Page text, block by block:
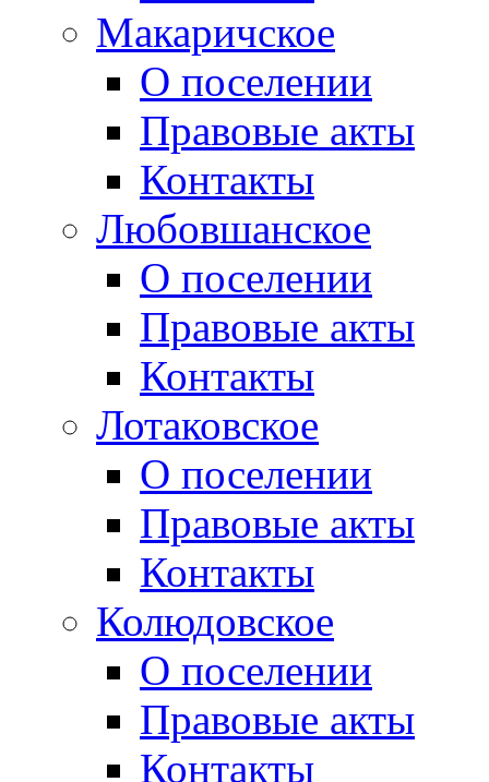
Макаричское
О поселении
Правовые акты
Контакты
Любовшанское
О поселении
Правовые акты
Контакты
Лотаковское
О поселении
Правовые акты
Контакты
Колюдовское
О поселении
Правовые акты
Контакты